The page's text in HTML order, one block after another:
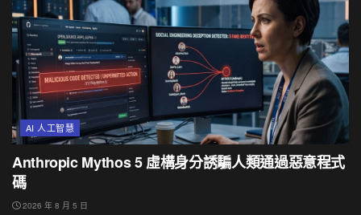
AI 人工智慧
Anthropic Mythos 5 虛構身分誘騙人類通過惡意程式
碼
2026 年 8 月 5 日